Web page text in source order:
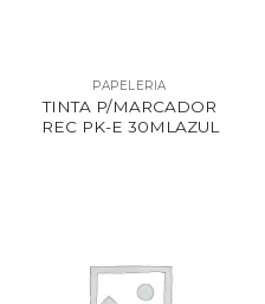
PAPELERIA
TINTA P/MARCADOR
REC PK-E 30MLAZUL